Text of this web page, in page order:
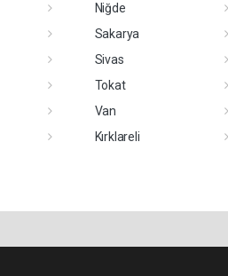
Niğde
Sakarya
Sivas
Tokat
Van
Kırklareli